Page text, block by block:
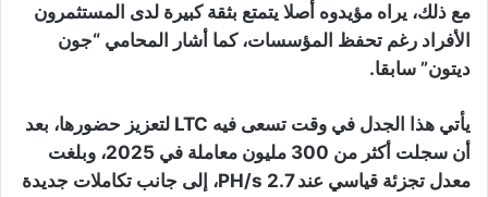
مع ذلك، يراه مؤيدوه أصلا يتمتع بثقة كبيرة لدى المستثمرون
الأفراد رغم تحفظ المؤسسات، كما أشار المحامي “جون
ديتون” سابقا.
يأتي هذا الجدل في وقت تسعى فيه LTC لتعزيز حضورها، بعد
أن سجلت أكثر من 300 مليون معاملة في 2025، وبلغت
معدل تجزئة قياسي عند 2.7 PH/s، إلى جانب تكاملات جديدة